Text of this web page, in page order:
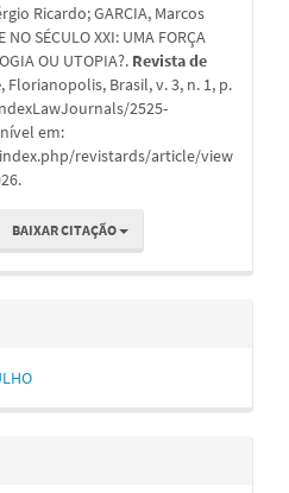
Ricardo; GARCIA, Marcos
SÉCULO XXI: UMA FORÇA
OU UTOPIA?. Revista de
, Florianopolis, Brasil, v. 3, n. 1, p.
2525-
em:
revistards/article/view
BAIXAR CITAÇÃO